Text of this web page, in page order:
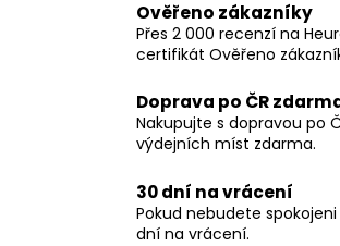
Ověřeno zákazníky
Přes 2 000 recenzí na
certifikát Ověřeno
Doprava po ČR
Nakupujte s dopravou po
výdejních míst zdarma.
30 dní na vrácení
Pokud nebudete
dní na vrácení.